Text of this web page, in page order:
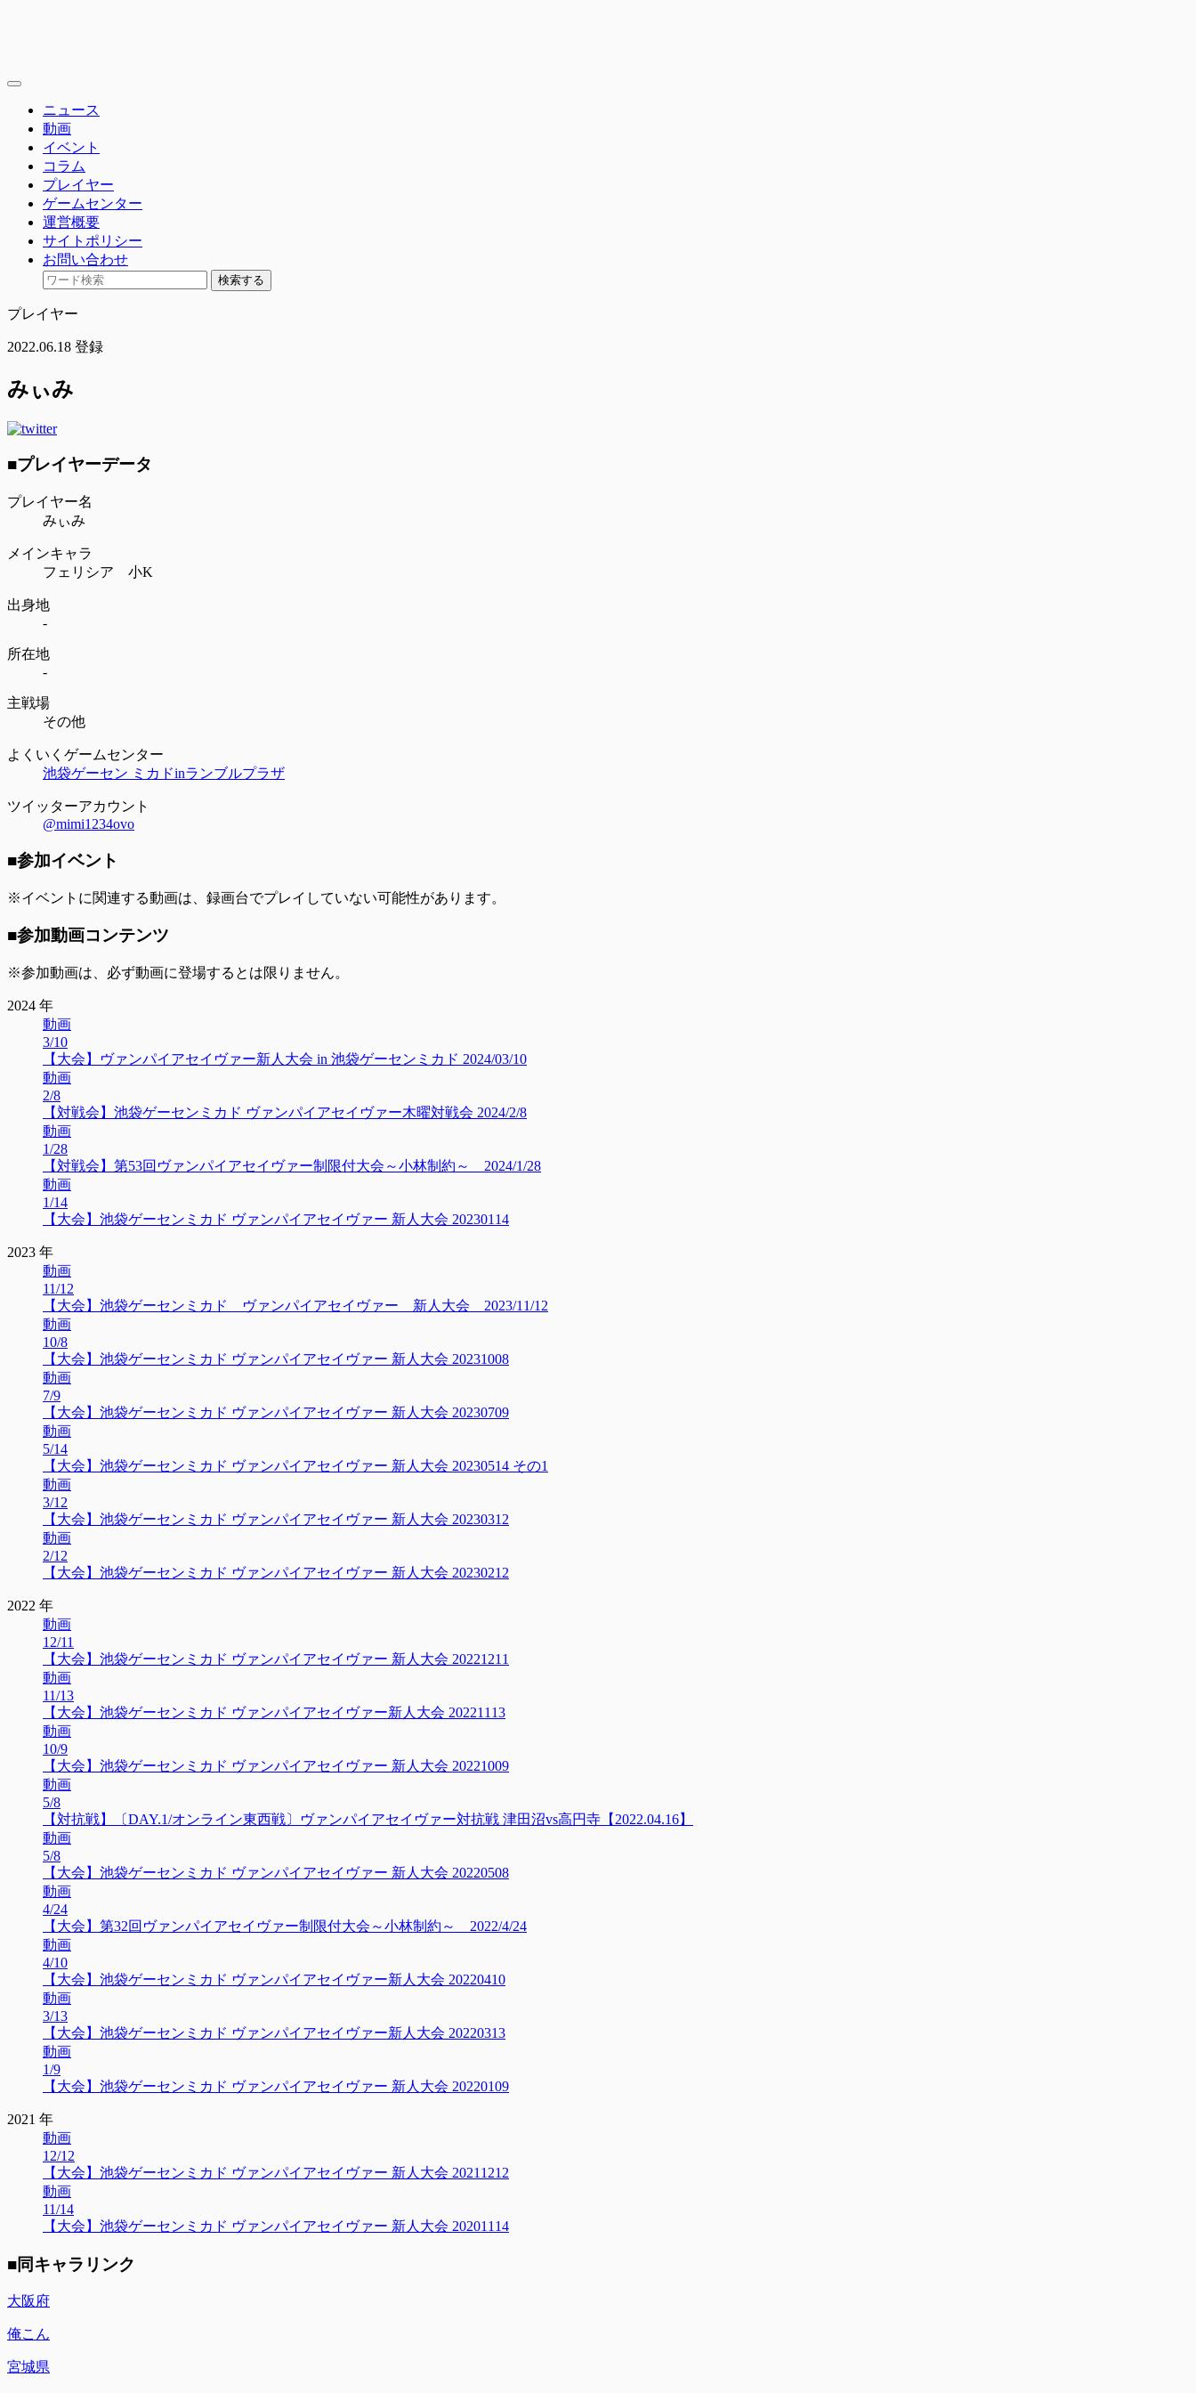
toggle
ニュース
動画
イベント
コラム
プレイヤー
ゲームセンター
運営概要
サイトポリシー
お問い合わせ
検索する
プレイヤー
2022.06.18 登録
みぃみ
■プレイヤーデータ
プレイヤー名
みぃみ
メインキャラ
フェリシア 小K
出身地
-
所在地
-
主戦場
その他
よくいくゲームセンター
池袋ゲーセン ミカドinランブルプラザ
ツイッターアカウント
@mimi1234ovo
■参加イベント
※イベントに関連する動画は、録画台でプレイしていない可能性があります。
■参加動画コンテンツ
※参加動画は、必ず動画に登場するとは限りません。
2024 年
動画
3/10
【大会】ヴァンパイアセイヴァー新人大会 in 池袋ゲーセンミカド 2024/03/10
動画
2/8
【対戦会】池袋ゲーセンミカド ヴァンパイアセイヴァー木曜対戦会 2024/2/8
動画
1/28
【対戦会】第53回ヴァンパイアセイヴァー制限付大会～小林制約～ 2024/1/28
動画
1/14
【大会】池袋ゲーセンミカド ヴァンパイアセイヴァー 新人大会 20230114
2023 年
動画
11/12
【大会】池袋ゲーセンミカド ヴァンパイアセイヴァー 新人大会 2023/11/12
動画
10/8
【大会】池袋ゲーセンミカド ヴァンパイアセイヴァー 新人大会 20231008
動画
7/9
【大会】池袋ゲーセンミカド ヴァンパイアセイヴァー 新人大会 20230709
動画
5/14
【大会】池袋ゲーセンミカド ヴァンパイアセイヴァー 新人大会 20230514 その1
動画
3/12
【大会】池袋ゲーセンミカド ヴァンパイアセイヴァー 新人大会 20230312
動画
2/12
【大会】池袋ゲーセンミカド ヴァンパイアセイヴァー 新人大会 20230212
2022 年
動画
12/11
【大会】池袋ゲーセンミカド ヴァンパイアセイヴァー 新人大会 20221211
動画
11/13
【大会】池袋ゲーセンミカド ヴァンパイアセイヴァー新人大会 20221113
動画
10/9
【大会】池袋ゲーセンミカド ヴァンパイアセイヴァー 新人大会 20221009
動画
5/8
【対抗戦】〔DAY.1/オンライン東西戦〕ヴァンパイアセイヴァー対抗戦 津田沼vs高円寺【2022.04.16】
動画
5/8
【大会】池袋ゲーセンミカド ヴァンパイアセイヴァー 新人大会 20220508
動画
4/24
【大会】第32回ヴァンパイアセイヴァー制限付大会～小林制約～ 2022/4/24
動画
4/10
【大会】池袋ゲーセンミカド ヴァンパイアセイヴァー新人大会 20220410
動画
3/13
【大会】池袋ゲーセンミカド ヴァンパイアセイヴァー新人大会 20220313
動画
1/9
【大会】池袋ゲーセンミカド ヴァンパイアセイヴァー 新人大会 20220109
2021 年
動画
12/12
【大会】池袋ゲーセンミカド ヴァンパイアセイヴァー 新人大会 20211212
動画
11/14
【大会】池袋ゲーセンミカド ヴァンパイアセイヴァー 新人大会 20201114
■同キャラリンク
大阪府
俺こん
宮城県